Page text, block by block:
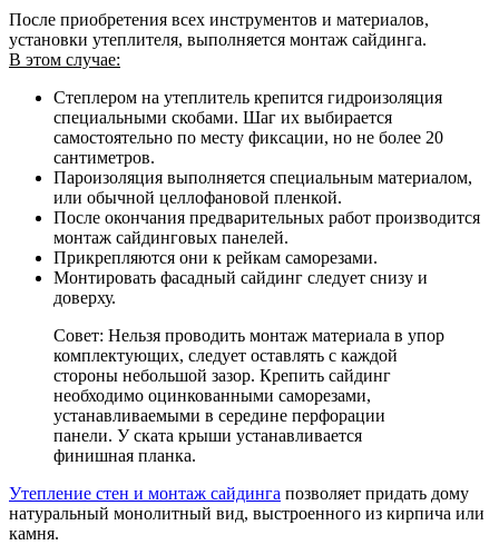
После приобретения всех инструментов и материалов,
установки утеплителя, выполняется монтаж сайдинга.
В этом случае:
Степлером на утеплитель крепится гидроизоляция
специальными скобами. Шаг их выбирается
самостоятельно по месту фиксации, но не более 20
сантиметров.
Пароизоляция выполняется специальным материалом,
или обычной целлофановой пленкой.
После окончания предварительных работ производится
монтаж сайдинговых панелей.
Прикрепляются они к рейкам саморезами.
Монтировать фасадный сайдинг следует снизу и
доверху.
Совет: Нельзя проводить монтаж материала в упор
комплектующих, следует оставлять с каждой
стороны небольшой зазор. Крепить сайдинг
необходимо оцинкованными саморезами,
устанавливаемыми в середине перфорации
панели. У ската крыши устанавливается
финишная планка.
Утепление стен и монтаж сайдинга позволяет придать дому
натуральный монолитный вид, выстроенного из кирпича или
камня.